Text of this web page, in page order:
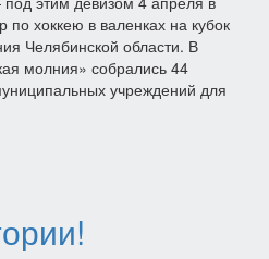
хоккею в валенках на кубок
Челябинской области. В
молния» собрались 44
учреждений для